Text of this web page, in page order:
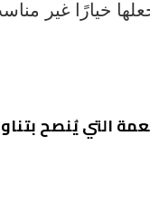
خيارًا غير
التي يُنصح